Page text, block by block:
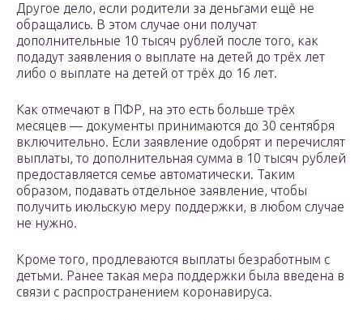
Другое дело, если родители за деньгами ещё не
обращались. В этом случае они получат
дополнительные 10 тысяч рублей после того, как
подадут заявления о выплате на детей до трёх лет
либо о выплате на детей от трёх до 16 лет.
Как отмечают в ПФР, на это есть больше трёх
месяцев — документы принимаются до 30 сентября
включительно. Если заявление одобрят и перечислят
выплаты, то дополнительная сумма в 10 тысяч рублей
предоставляется семье автоматически. Таким
образом, подавать отдельное заявление, чтобы
получить июльскую меру поддержки, в любом случае
не нужно.
Кроме того, продлеваются выплаты безработным с
детьми. Ранее такая мера поддержки была введена в
связи с распространением коронавируса.